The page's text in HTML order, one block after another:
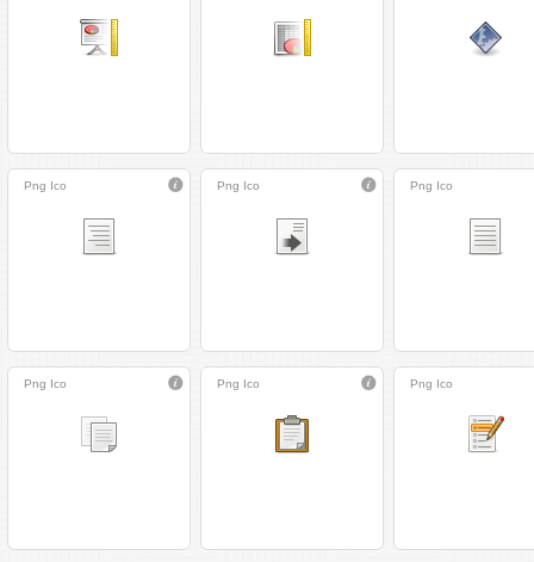
Png Ico Png Ico Png Ico
Png Ico Png Ico Png Ico